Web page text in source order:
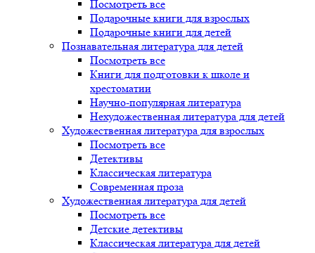
Посмотреть все
Подарочные книги для взрослых
Подарочные книги для детей
Познавательная литература для детей
Посмотреть все
Книги для подготовки к школе и
хрестоматии
Научно-популярная литература
Нехудожественная литература для детей
Художественная литература для взрослых
Посмотреть все
Детективы
Классическая литература
Современная проза
Художественная литература для детей
Посмотреть все
Детские детективы
Классическая литература для детей